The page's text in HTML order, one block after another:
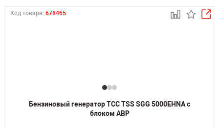
Код товара: 678465
Бензиновый генератор ТСС TSS SGG 5000EHNA с
блоком АВР